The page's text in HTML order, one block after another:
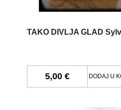
TAKO DIVLJA GLAD
5,00 € DODAJ U